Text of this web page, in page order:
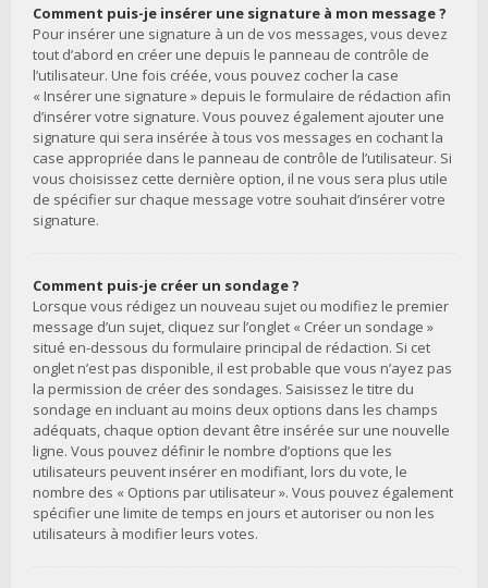
Comment puis-je insérer une signature à mon message ?
Pour insérer une signature à un de vos messages, vous devez
tout d’abord en créer une depuis le panneau de contrôle de
l’utilisateur. Une fois créée, vous pouvez cocher la case
« Insérer une signature » depuis le formulaire de rédaction afin
d’insérer votre signature. Vous pouvez également ajouter une
signature qui sera insérée à tous vos messages en cochant la
case appropriée dans le panneau de contrôle de l’utilisateur. Si
vous choisissez cette dernière option, il ne vous sera plus utile
de spécifier sur chaque message votre souhait d’insérer votre
signature.
Comment puis-je créer un sondage ?
Lorsque vous rédigez un nouveau sujet ou modifiez le premier
message d’un sujet, cliquez sur l’onglet « Créer un sondage »
situé en-dessous du formulaire principal de rédaction. Si cet
onglet n’est pas disponible, il est probable que vous n’ayez pas
la permission de créer des sondages. Saisissez le titre du
sondage en incluant au moins deux options dans les champs
adéquats, chaque option devant être insérée sur une nouvelle
ligne. Vous pouvez définir le nombre d’options que les
utilisateurs peuvent insérer en modifiant, lors du vote, le
nombre des « Options par utilisateur ». Vous pouvez également
spécifier une limite de temps en jours et autoriser ou non les
utilisateurs à modifier leurs votes.